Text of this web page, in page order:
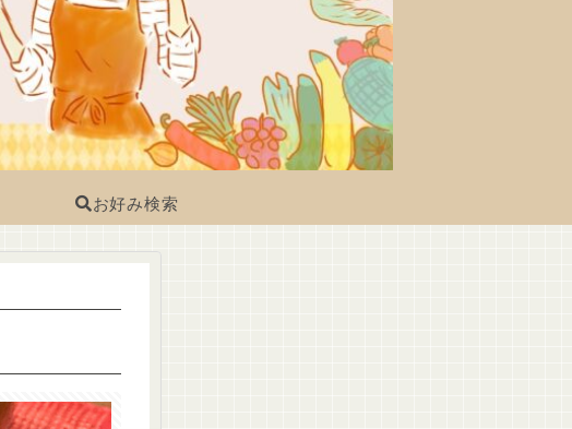
お好み検索